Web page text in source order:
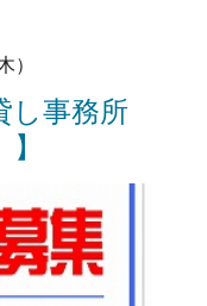
）
し事務所